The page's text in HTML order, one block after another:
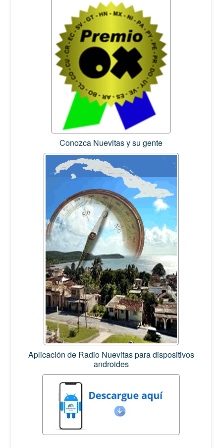
Conozca Nuevitas y su gente
Aplicación de Radio Nuevitas para dispositivos
androides